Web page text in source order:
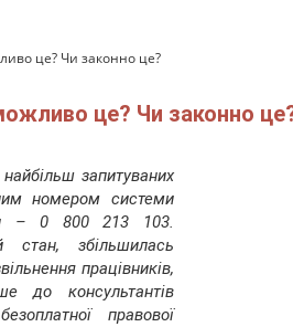
це? Чи законно це?
це? Чи законно
запитуваних
номером системи
– 0 800 213 103.
стан, збільшилась
працівників,
до консультантів
правової